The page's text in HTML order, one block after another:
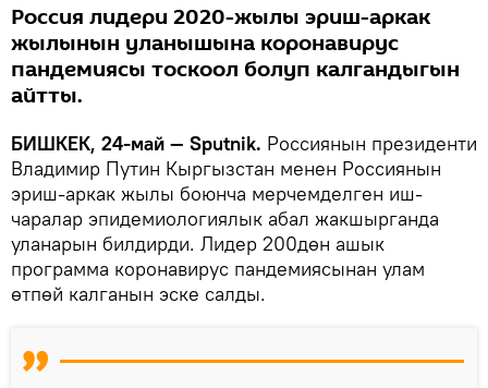
Россия лидери 2020-жылы эриш-аркак
жылынын уланышына коронавирус
пандемиясы тоскоол болуп калгандыгын
айтты.
БИШКЕК, 24-май — Sputnik. Россиянын президенти
Владимир Путин Кыргызстан менен Россиянын
эриш-аркак жылы боюнча мерчемделген иш-
чаралар эпидемиологиялык абал жакшырганда
уланарын билдирди. Лидер 200дөн ашык
программа коронавирус пандемиясынан улам
өтпөй калганын эске салды.